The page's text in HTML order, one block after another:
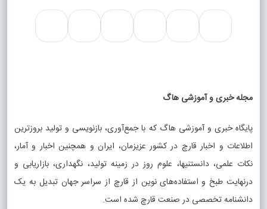
مجله خبری و آموزشی هاگ
پایگاه خبری و آموزشی هاگ که با جمع‌آوری، بازنویسی و تولید بروزترین
اطلاعات و اخبار قارچ در کشور عزیزمان، ایران و همچنین اخبار و آمار،
نکات علمی، دانستنیها، علوم روز در زمینه تولید، نگهداری، بازاریابی و
درنهایت طبخ و استفاده‌های نوین از قارچ از سراسر جهان تبدیل به یک
دانشنامه تخصصی در صنعت قارچ شده است.